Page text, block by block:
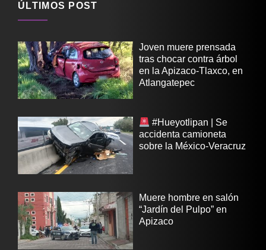
ÚLTIMOS POST
Joven muere prensada
tras chocar contra árbol
en la Apizaco-Tlaxco, en
Atlangatepec
#Hueyotlipan | Se
accidenta camioneta
sobre la México-Veracruz
Muere hombre en salón
“Jardín del Pulpo” en
Apizaco